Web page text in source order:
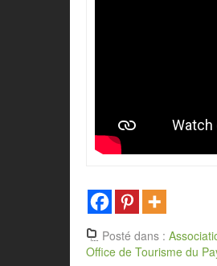
Posté dans :
Office de Tourisme du